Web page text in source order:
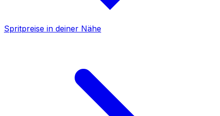
Spritpreise in deiner Nähe